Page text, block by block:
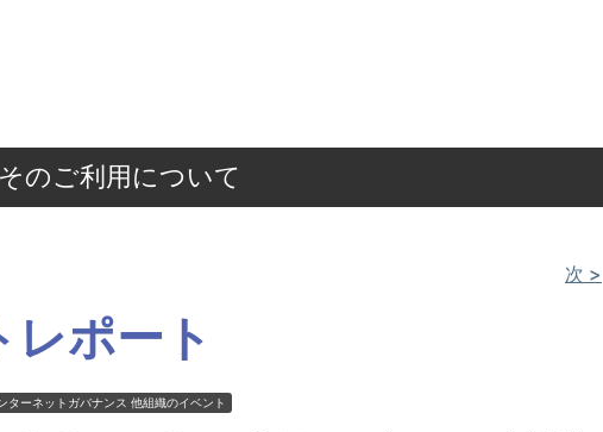
のご利用について
次 >
ポート
ターネットガバナンス 他組織のイベント